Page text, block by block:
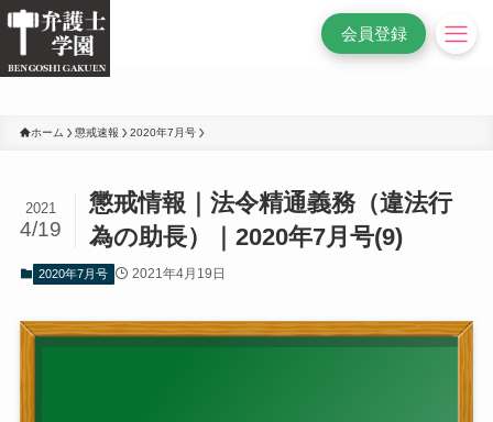
/* 変更前*/
会員登録
ホーム 懲戒速報 2020年7月号
懲戒情報｜法令精通義務（違法行
為の助長）｜2020年7月号(9)
2021
4/19
2020年7月号 2021年4月19日